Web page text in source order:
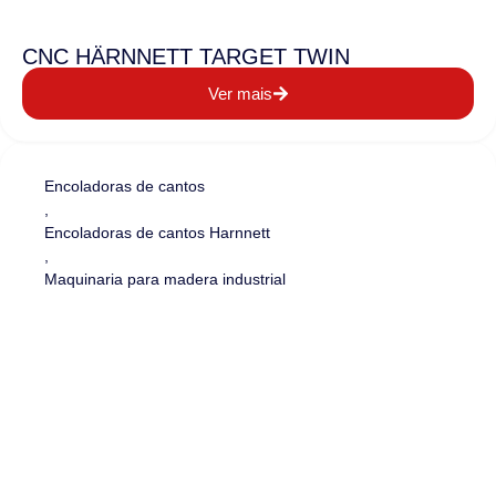
CNC HÄRNNETT TARGET TWIN
Ver mais
Encoladoras de cantos
Encoladoras de cantos Harnnett
Maquinaria para madera industrial